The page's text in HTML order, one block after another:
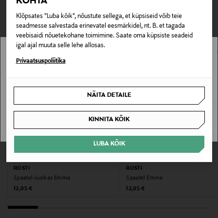
Klõpsates "Luba kõik", nõustute sellega, et küpsiseid võib teie
seadmesse salvestada erinevatel eesmärkidel, nt. B. et tagada
veebisaidi nõuetekohane toimimine. Saate oma küpsiste seadeid
igal ajal muuta selle lehe allosas.
Privaatsuspoliitika
NÄITA DETAILE
KINNITA KÕIK
LUBA KÕIK
LOE LISAKS
Tootenumber
177962132
Silikoon, PP-plast
Hooldusjuhendid
Võib pesta nõudepesumasinas.
Garantii
60 kuud
Värv
YELLOW
0,00 € – 4,90 €
TEISED KLIENDID
VAATASID KA
ROSTI
Spaatel-lusikas Emma
Original Price
12,95 €
ROSTI
Spaatel Emma
Original Price
12,95 €
Stockmann pole Sinu riigis saadaval.
SAAN ARU